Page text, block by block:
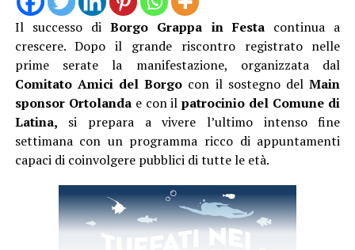
Il successo diBorgo Grappa in Festacontinua a
crescere. Dopo il grande riscontro registrato nelle
prime serate la manifestazione, organizzata dal
Comitato Amici del Borgo con il sostegno delMain
sponsor Ortolandae con ilpatrocinio del Comune di
Latina, si prepara a vivere l’ultimo intenso fine
settimana con un programma ricco di appuntamenti
capaci di coinvolgere pubblici di tutte le età.